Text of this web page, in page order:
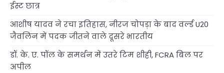
ईस्ट छात्र
आशीष यादव ने रचा इतिहास, नीरज चोपड़ा के बाद वर्ल्ड U20
जैवलिन में पदक जीतने वाले दूसरे भारतीय
डॉ. के. ए. पॉल के समर्थन में उतरे टिम शीही, FCRA बिल पर
अपील